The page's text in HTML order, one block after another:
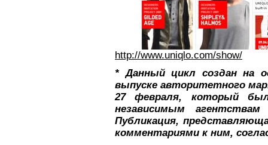
http://www.uniqlo.com/show/
* Данный цикл создан на
выпуске авторитетного
27 февраля, который
независимым
Публикация,
комментариями к ним,